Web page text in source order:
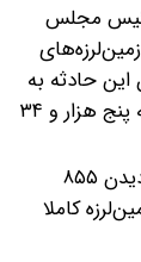
مجلس
این حادثه به
یک هزار و ۷۱۹ نفر رسیده و آمار مصدومان نیز به پنج هزار و ۳۴
رودریگز اظهار کرد: دولت ونزوئلا تاکنون آسیب دیدن ۸۵۵
زمین‌لرزه کاملا